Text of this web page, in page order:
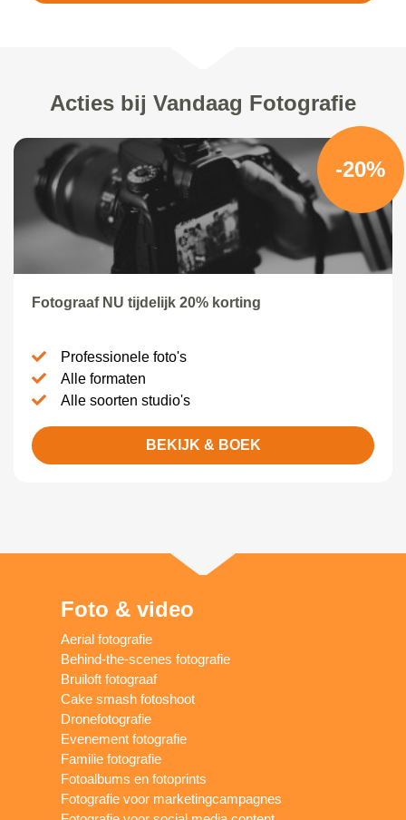
Acties bij Vandaag Fotografie
-20%
Fotograaf NU tijdelijk 20% korting
Professionele foto's
Alle formaten
Alle soorten studio's
BEKIJK & BOEK
Foto & video
Aerial fotografie
Behind-the-scenes fotografie
Bruiloft fotograaf
Cake smash fotoshoot
Dronefotografie
Evenement fotografie
Familie fotografie
Fotoalbums en fotoprints
Fotografie voor marketingcampagnes